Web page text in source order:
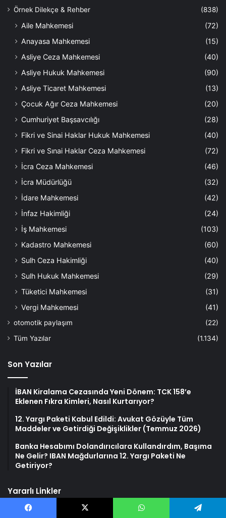
Örnek Dilekçe & Rehber (838)
Aile Mahkemesi
(72)
Anayasa Mahkemesi
(15)
Asliye Ceza Mahkemesi
(40)
Asliye Hukuk Mahkemesi
(90)
Asliye Ticaret Mahkemesi
(13)
Çocuk Ağır Ceza Mahkemesi
(20)
Cumhuriyet Başsavcılığı
(28)
Fikri ve Sinai Haklar Hukuk Mahkemesi
(40)
Fikri ve Sınai Haklar Ceza Mahkemesi
(72)
İcra Ceza Mahkemesi
(46)
İcra Müdürlüğü
(32)
İdare Mahkemesi
(42)
İnfaz Hakimliği
(24)
İş Mahkemesi
(103)
Kadastro Mahkemesi
(60)
Sulh Ceza Hakimliği
(40)
Sulh Hukuk Mahkemesi
(29)
Tüketici Mahkemesi
(31)
Vergi Mahkemesi
(41)
otomotik paylaşım
(22)
Tüm Yazılar
(1.134)
Son Yazılar
İBAN Kiralama Cezasında Yeni Dönem: TCK 158’e
Eklenen Fıkra Kimleri, Nasıl Kurtarıyor?
12. Yargı Paketi Kabul Edildi: Avukat Gözüyle Tüm
Maddeler ve Getirdiği Değişiklikler (Temmuz 2026)
Banka Hesabımı Dolandırıcılara Kullandırdım, Başıma
Ne Gelir? IBAN Mağdurlarına 12. Yargı Paketi Ne
Getiriyor?
Yararlı Linkler